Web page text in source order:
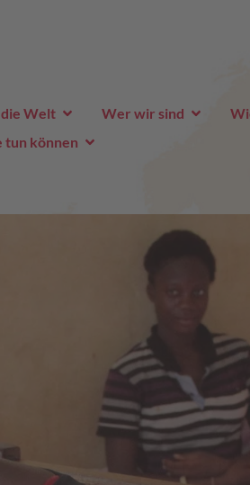
Welt Wer wir sind
tun können